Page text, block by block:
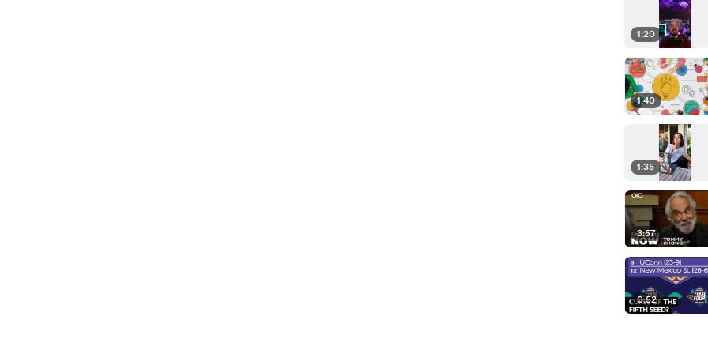
1:20
1:40
1:35
3:57
0:52